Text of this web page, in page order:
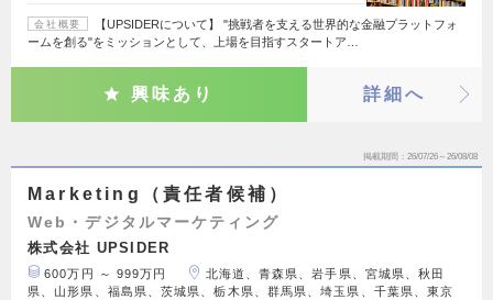
会社概要
【UPSIDERについて】 "挑戦者を支える世界的な金融プラットフォ
ームを創る"をミッションとして、上場を目指すスタートア…
興味あり 詳細へ
掲載期間 26/07/26～26/08/08
Marketing（責任者候補）
Web・デジタルマーケティング
株式会社 UPSIDER
600万円 ～ 999万円
北海道、青森県、岩手県、宮城県、秋田
県、山形県、福島県、茨城県、栃木県、群馬県、埼玉県、千葉県、東京